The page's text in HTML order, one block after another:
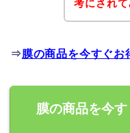
考にされ
⇒膜の商品を今すぐお
膜の商品を今